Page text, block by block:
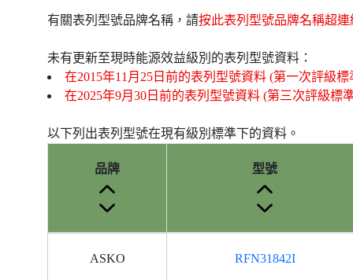
有關表列型號品牌名稱，請按此表列型號品牌名稱超連
未有更新至現時能源效益級別的表列型號資料：
在2015年11月25日前的表列型號資料 (第一次評級標
在2025年9月30日前的表列型號資料 (第三次評級標
以下列出表列型號在現有級別標準下的資料。
品牌 型號
ASKO RFN31842I